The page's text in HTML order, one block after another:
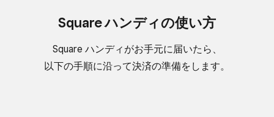
Square ハンディの​使い方
Square ハンディが​お手元に​届いたら、​
以下の​手順に​沿って​決済の​準備を​します。